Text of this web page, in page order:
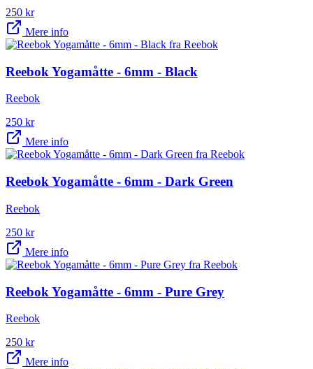
250 kr
Mere info
Reebok Yogamåtte - 6mm - Black
Reebok
250 kr
Mere info
Reebok Yogamåtte - 6mm - Dark Green
Reebok
250 kr
Mere info
Reebok Yogamåtte - 6mm - Pure Grey
Reebok
250 kr
Mere info